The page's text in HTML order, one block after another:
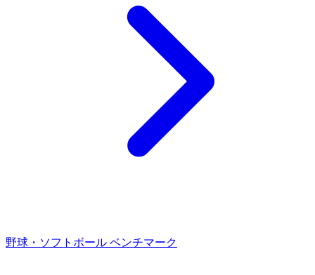
野球・ソフトボール ベンチマーク